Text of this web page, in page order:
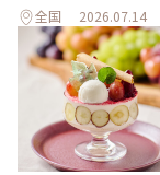
全国 2026.07.14